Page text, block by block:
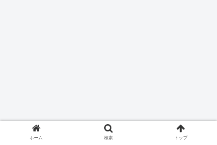
ホーム 検索 トップ